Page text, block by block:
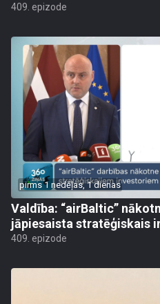
409. epizode
pirms 1 nedēļas, 1 dienas
Valdība: “airBaltic”
jāpiesaista stratēģiskais
409. epizode